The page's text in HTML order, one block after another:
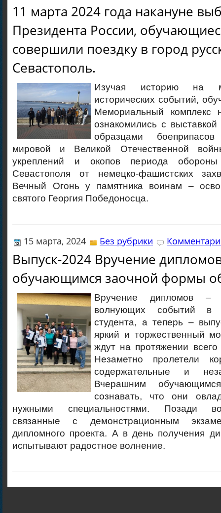
11 марта 2024 года накануне
Президента России,
совершили поездку в город
Севастополь.
Изучая историю на
исторических событий,
Мемориальный комплекс
ознакомились с
образцами
мировой и Великой Отечественной
укреплений и окопов периода
Севастополя от немецко-фашистских
Вечный Огонь у памятника воинам –
святого Георгия Победоносца.
15 марта, 2024 Без рубрики
Выпуск-2024 Вручение
обучающимся заочной формы
Вручение дипломов
волнующих событий в
студента, а теперь –
яркий и торжественный
ждут на протяжении
Незаметно пролетели
содержательные и
Вчерашним
сознавать, что они
нужными специальностями. Позади
связанные с демонстрационным
дипломного проекта. А в день получения
испытывают радостное волнение.